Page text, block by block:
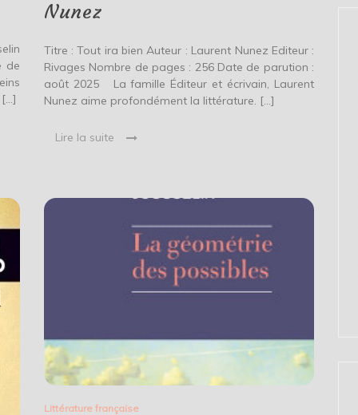
de
Nunez
Titre : Tout ira bien Auteur : Laurent Nunez Editeur :
Rivages Nombre de pages : 256 Date de parution :
août 2025 La famille Éditeur et écrivain, Laurent
Nunez aime profondément la littérature. […]
Lire la suite
Littérature française